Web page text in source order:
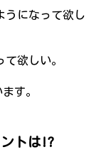
うになって欲し
欲しい。
す。
トは!?